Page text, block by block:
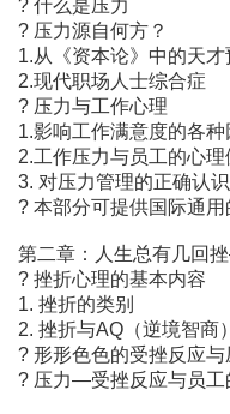
? 什么是压力
? 压力源自何方？
1.从《资本论》中的天才
2.现代职场人士综合症
? 压力与工作心理
1.影响工作满意度的各种
2.工作压力与员工的心理
3. 对压力管理的正确认识
? 本部分可提供国际通用
第二章：人生总有几回
? 挫折心理的基本内容
1. 挫折的类别
2. 挫折与AQ（逆境智商）
? 形形色色的受挫反应
? 压力―受挫反应与员工